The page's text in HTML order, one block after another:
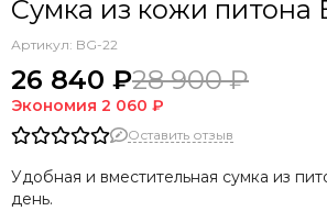
Сумка из кожи питона
Артикул: BG-22
26 840 ₽28 900 ₽
Экономия 2 060 ₽
Оставить отзыв
Удобная и вместительная сумка из
день.